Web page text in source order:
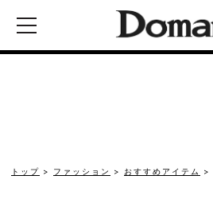
トップ ファッション おすすめアイテム